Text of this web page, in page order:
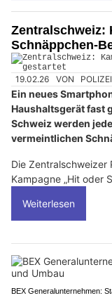
Zentralschweiz:
Schnäppchen-
19.02.26 VON
Ein neues
Haushaltsgerät fast
Schweiz werden
vermeintlichen
Die Zentralschweizer
Kampagne „Hit oder
Weiterlesen
BEX Generalunternehmen: